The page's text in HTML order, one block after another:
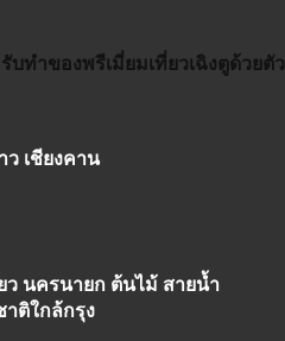
รับทำของพรีเมี่ยมเที่ยวเฉิงตูด้วยตัว
ว เชียงคาน
ว นครนายก ต้นไม้ สายน้ำ
าติใกล้กรุง